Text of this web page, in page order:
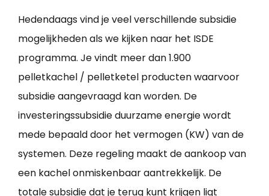
Hedendaags vind je veel verschillende subsidie
mogelijkheden als we kijken naar het ISDE
programma. Je vindt meer dan 1.900
pelletkachel / pelletketel producten waarvoor
subsidie aangevraagd kan worden. De
investeringssubsidie duurzame energie wordt
mede bepaald door het vermogen (KW) van de
systemen. Deze regeling maakt de aankoop van
een kachel onmiskenbaar aantrekkelijk. De
totale subsidie dat je terug kunt krijgen ligt